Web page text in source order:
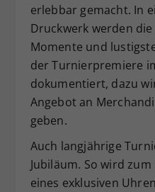
erlebbar gemacht. In
Druckwerk werden
Momente und
der Turnierpremiere
dokumentiert, dazu
Angebot an
geben.
Auch langjährige
Jubiläum. So wird
eines exklusiven